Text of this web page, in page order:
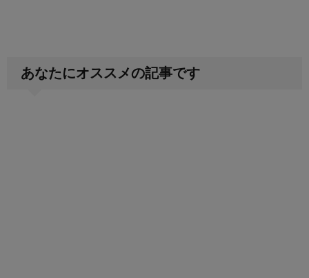
あなたにオススメの記事です